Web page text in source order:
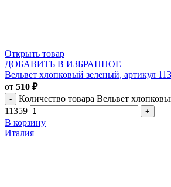
Открыть товар
ДОБАВИТЬ В ИЗБРАННОЕ
Вельвет хлопковый зеленый, артикул
от 510 ₽
Количество товара Вельвет
11359
В корзину
Италия